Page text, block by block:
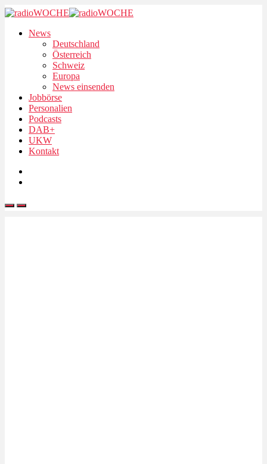
News
Deutschland
Österreich
Schweiz
Europa
News einsenden
Jobbörse
Personalien
Podcasts
DAB+
UKW
Kontakt